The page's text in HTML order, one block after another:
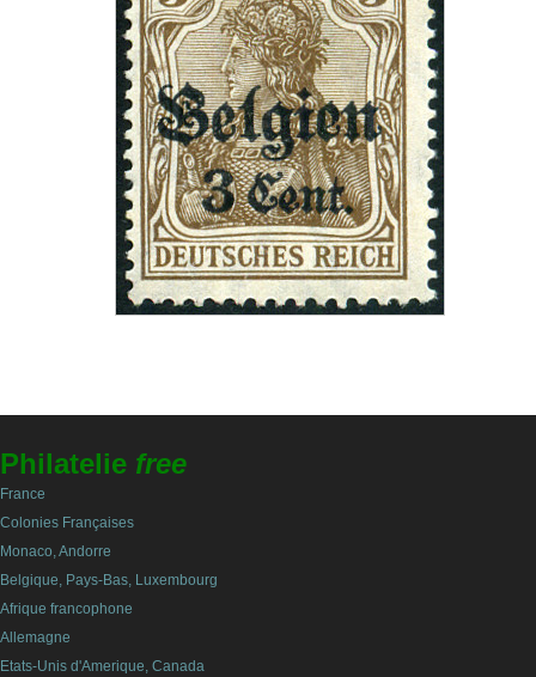
Philatelie free
France
Colonies Françaises
Monaco, Andorre
Belgique, Pays-Bas, Luxembourg
Afrique francophone
Allemagne
Etats-Unis d'Amerique, Canada